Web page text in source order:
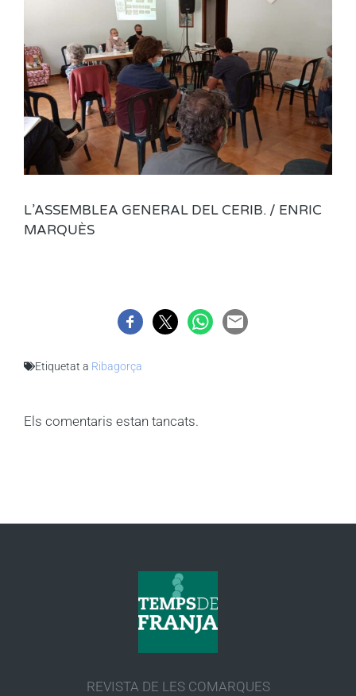
L’ASSEMBLEA GENERAL DEL CERIB. / ENRIC
MARQUÈS
Etiquetat a Ribagorça
Els comentaris estan tancats.
REVISTA DE LES COMARQUES